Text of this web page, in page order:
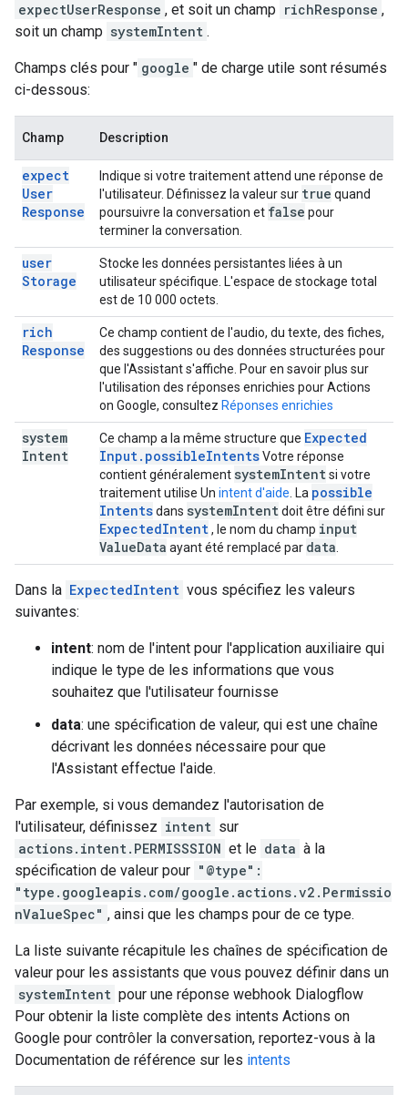
expectUserResponse , et soit un champ richResponse ,
soit un champ systemIntent .
Champs clés pour " google " de charge utile sont résumés
ci-dessous:
Champ Description
expect
User
Response
Indique si votre traitement attend une réponse de
l'utilisateur. Définissez la valeur sur true quand
poursuivre la conversation et false pour
terminer la conversation.
user
Storage
Stocke les données persistantes liées à un
utilisateur spécifique. L'espace de stockage total
est de 10 000 octets.
rich
Response
Ce champ contient de l'audio, du texte, des fiches,
des suggestions ou des données structurées pour
que l'Assistant s'affiche. Pour en savoir plus sur
l'utilisation des réponses enrichies pour Actions
on Google, consultez Réponses enrichies
system
Intent
Ce champ a la même structure que Expected
Input. possibleIntentsVotre réponse
contient généralement systemIntentsi votre
traitement utilise Un intent d'aide . La possible
Intentsdans systemIntentdoit être défini sur
ExpectedIntent, le nom du champ input
ValueData ayant été remplacé par data
Dans la ExpectedIntent vous spécifiez les valeurs
suivantes:
intent: nom de l'intent pour l'application auxiliaire qui
indique le type de les informations que vous
souhaitez que l'utilisateur fournisse
data: une spécification de valeur, qui est une chaîne
décrivant les données nécessaire pour que
l'Assistant effectue l'aide.
Par exemple, si vous demandez l'autorisation de
l'utilisateur, définissez intent sur
actions.intent.PERMISSSION et le data à la
spécification de valeur pour "@type":
"type.googleapis.com/google.actions.v2.Permissio
nValueSpec" , ainsi que les champs pour de ce type.
La liste suivante récapitule les chaînes de spécification de
valeur pour les assistants que vous pouvez définir dans un
systemIntent pour une réponse webhook Dialogflow
Pour obtenir la liste complète des intents Actions on
Google pour contrôler la conversation, reportez-vous à la
Documentation de référence sur les intents